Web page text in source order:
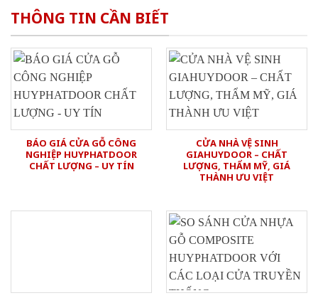
THÔNG TIN CẦN BIẾT
BÁO GIÁ CỬA GỖ CÔNG
NGHIỆP HUYPHATDOOR
CHẤT LƯỢNG – UY TÍN
CỬA NHÀ VỆ SINH
GIAHUYDOOR – CHẤT
LƯỢNG, THẨM MỸ, GIÁ
THÀNH ƯU VIỆT